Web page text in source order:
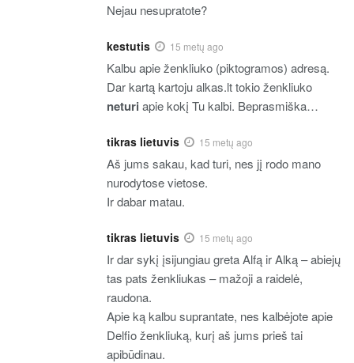
Nejau nesupratote?
kestutis 15 metų ago
Kalbu apie ženkliuko (piktogramos) adresą.
Dar kartą kartoju alkas.lt tokio ženkliuko
neturi apie kokį Tu kalbi. Beprasmiška…
tikras lietuvis 15 metų ago
Aš jums sakau, kad turi, nes jį rodo mano
nurodytose vietose.
Ir dabar matau.
tikras lietuvis 15 metų ago
Ir dar sykį įsijungiau greta Alfą ir Alką – abiejų
tas pats ženkliukas – mažoji a raidelė,
raudona.
Apie ką kalbu suprantate, nes kalbėjote apie
Delfio ženkliuką, kurį aš jums prieš tai
apibūdinau.